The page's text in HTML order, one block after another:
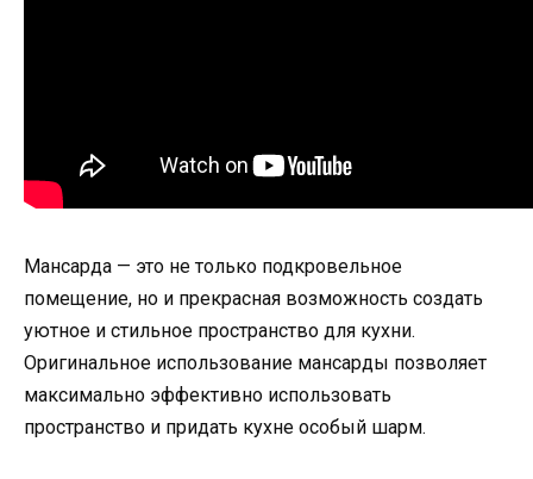
Мансарда — это не только подкровельное
помещение, но и прекрасная возможность создать
уютное и стильное пространство для кухни.
Оригинальное использование мансарды позволяет
максимально эффективно использовать
пространство и придать кухне особый шарм.